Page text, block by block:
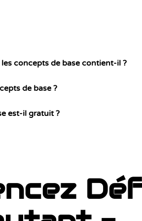
concepts de base contient-il ?
de base ?
est-il gratuit ?